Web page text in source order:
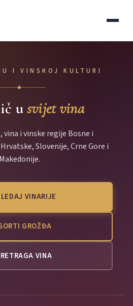
I VINSKOJ KULTURI
◆
usvijet vina
i vinske regije Bosne i
Slovenije, Crne Gore i
Makedonije.
VINARIJE
GROŽĐA
VINA